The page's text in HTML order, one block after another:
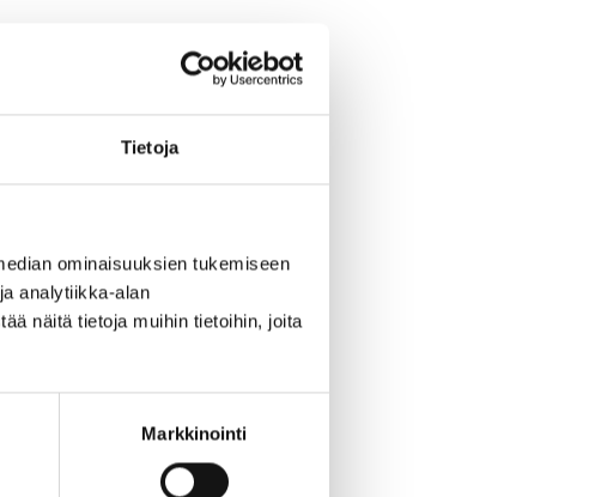
Tietoja
ominaisuuksien tukemiseen
analytiikka-alan
näitä tietoja muihin tietoihin, joita
Markkinointi